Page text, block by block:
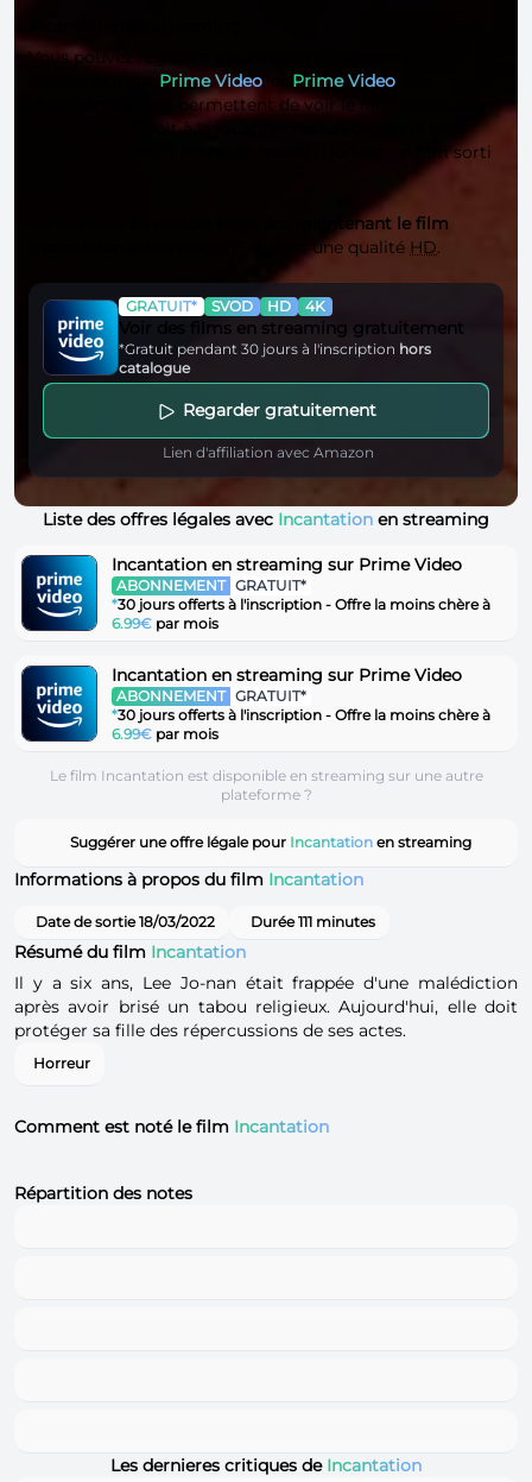
Vous pouvez regarder
Prime Video, et Prime Video
plateformes vous permettent de voir le film Incantation
streaming VF soit à la location, l'achat ou par le biais
d'un abonnement mensuel. Incantation est un film sorti
regardez maintenant le film
et dans une qualité HD.
GRATUIT* SVOD HD 4K
Voir des films en streaming gratuitement
*Gratuit pendant 30 jours à l'inscription hors
catalogue
Regarder gratuitement
Lien d'affiliation avec Amazon
Liste des offres légales avec Incantation en streaming
Incantation en streaming sur Prime Video
ABONNEMENT GRATUIT*
*30 jours offerts à l'inscription - Offre la moins chère à
6.99€ par mois
Incantation en streaming sur Prime Video
ABONNEMENT GRATUIT*
*30 jours offerts à l'inscription - Offre la moins chère à
6.99€ par mois
Le film Incantation est disponible en streaming sur une autre
plateforme ?
Suggérer une offre légale pour Incantation en streaming
Informations à propos du film Incantation
Date de sortie 18/03/2022 Durée 111 minutes
Résumé du film Incantation
Il y a six ans, Lee Jo-nan était frappée d'une malédiction
après avoir brisé un tabou religieux. Aujourd'hui, elle doit
protéger sa fille des répercussions de ses actes.
Horreur
Comment est noté le film Incantation
Répartition des notes
Les dernieres critiques de Incantation